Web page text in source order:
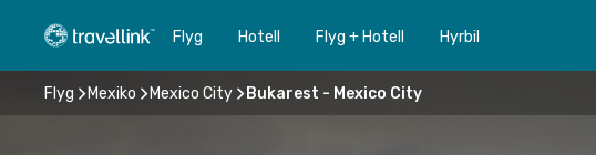
Flyg Hotell Flyg + Hotell Hyrbil
Flyg Mexiko Mexico City Bukarest - Mexico City